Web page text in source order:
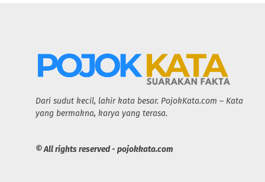
Dari sudut kecil, lahir kata besar. PojokKata.com – Kata
yang bermakna, karya yang terasa.
© All rights reserved - pojokkata.com